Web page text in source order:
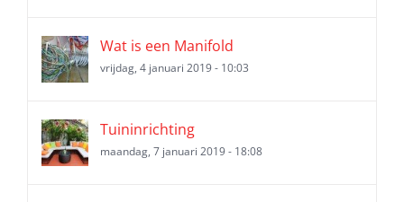
Wat is een Manifold
vrijdag, 4 januari 2019 - 10:03
Tuininrichting
maandag, 7 januari 2019 - 18:08